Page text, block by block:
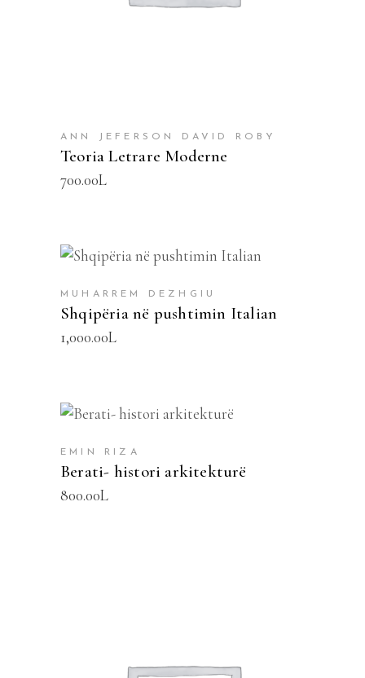
ANN JEFERSON DAVID ROBY
Teoria Letrare Moderne
700.00L
SHTOJE NË SHPORTË
MUHARREM DEZHGIU
Shqipëria në pushtimin Italian
1,000.00L
EMIN RIZA
Berati- histori arkitekturë
800.00L